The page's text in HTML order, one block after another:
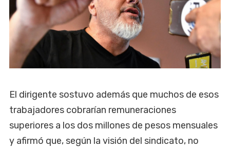
El dirigente sostuvo además que muchos de esos
trabajadores cobrarían remuneraciones
superiores a los dos millones de pesos mensuales
y afirmó que, según la visión del sindicato, no